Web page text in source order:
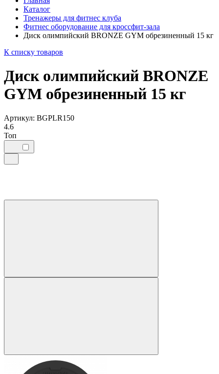
Каталог
Тренажеры для фитнес клуба
Фитнес оборудование для кроссфит-зала
Диск олимпийский BRONZE GYM обрезиненный 15 кг
К списку товаров
Диск олимпийский BRONZE
GYM обрезиненный 15 кг
Артикул: BGPLR150
4.6
Топ